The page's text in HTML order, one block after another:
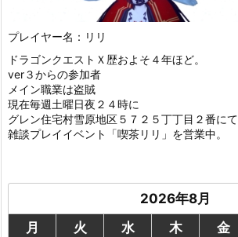
プレイヤー名：リリ
ドラゴンクエストＸ歴およそ４年ほど。
ver３からの参加者
メイン職業は盗賊
現在毎週土曜日夜２４時に
グレン住宅村雪原地区５７２５丁丁目２番にて
雑談プレイイベント「喫茶リリ」を営業中。
2026年8月
月
火 水 木 金